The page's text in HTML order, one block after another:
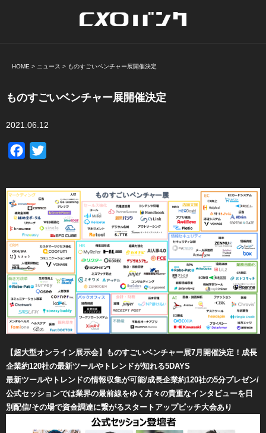
HOME > ニュース > ものすごいベンチャー展開催決定
ものすごいベンチャー展開催決定
2021.06.12
Facebook
【超大型オンライン展示会】ものすごいベンチャー展7月開催決定！成長
企業約120社の最新ツールやトレンドが知れる5DAYS
最新ツールやトレンドの情報収集が可能/成長企業約120社の5分プレゼン/
公式セッションでは業界の最前線をゆく方々の貴重なインタビューを日
別配信/その場で資金調達に繋がるスタートアップピッチ大会あり